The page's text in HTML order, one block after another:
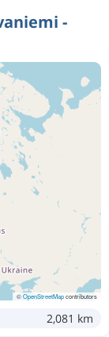
-
©OpenStreetMapcontributors
2,081 km